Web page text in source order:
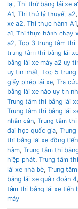
lại, Thi thử bằng lái xe
A1, Thi thử lý thuyết a2,
xe a2, Thi thực hành A1,
a1, Thi thực hành chạy
a2, Top 3 trung tâm thi
trung tâm thi bằng lái
bằng lái xe máy a2 uy
uy tín nhất, Top 5 trung
giấy phép lái xe, Tra
bằng lái xe nào uy tín
Trung tâm thi bằng lái
Trung tâm thi bằng lái
nhân dân, Trung tâm
đại học quốc gia,
thi bằng lái xe đồng tiến
hàm, Trung tâm thi
hiệp phát, Trung tâm
lái xe nhà bè, Trung
bằng lái xe quân đoàn 4,
tâm thi bằng lái xe tiến
máy